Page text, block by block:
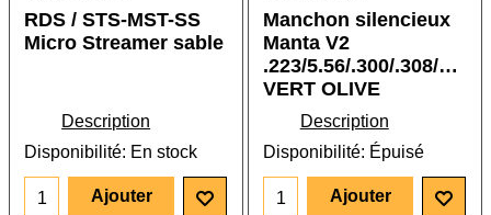
RDS / STS-MST-SS
Micro Streamer sable
Description
Disponibilité: En stock
Ajouter
Manchon silencieux
Manta V2
.223/5.56/.300/.308/7.62
VERT OLIVE
Description
Disponibilité: Épuisé
Ajouter